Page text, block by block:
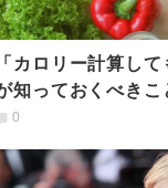
「カロリー計算し
知っておくべきこ
0